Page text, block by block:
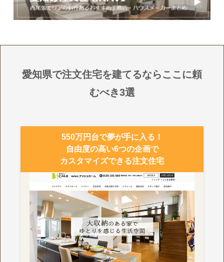
愛知県で注文住宅を建てるならここに頼
むべき3選
550万円台で夢が手に入る！
自由度の高い6つの企画で
カスタマイズできる注文住宅